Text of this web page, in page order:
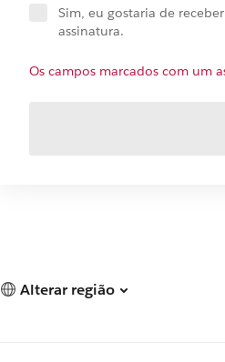
Sim, eu gostaria de
assinatura.
Os campos marcados com um
Alterar região